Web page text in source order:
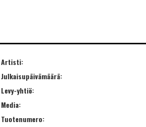
Artisti:
Julkaisupäivämäärä:
Levy-yhtiö:
Media:
Tuotenumero: